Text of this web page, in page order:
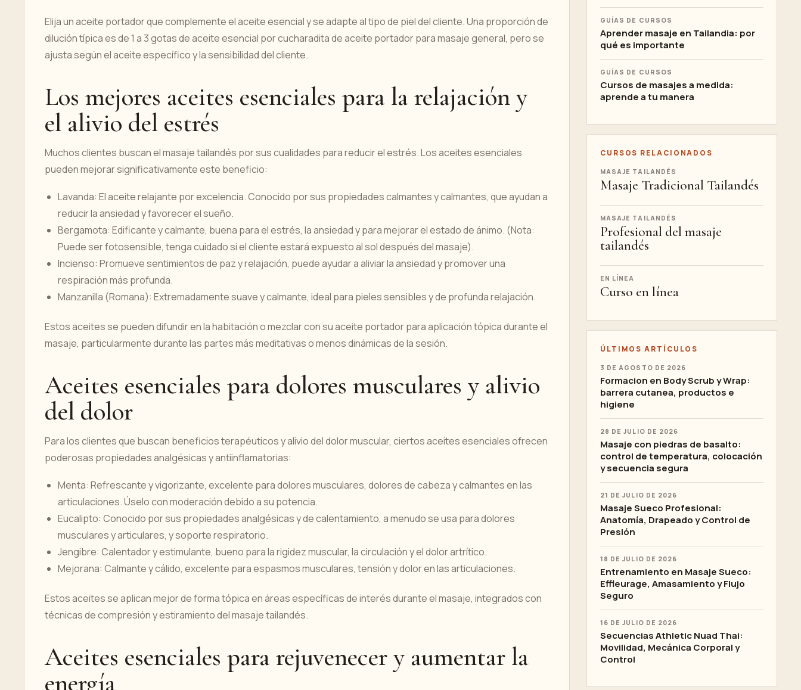
Elija un aceite portador que complemente el aceite esencial y se adapte al tipo de piel del cliente. Una proporción de
dilución típica es de 1 a 3 gotas de aceite esencial por cucharadita de aceite portador para masaje general, pero se
ajusta según el aceite específico y la sensibilidad del cliente.
Los mejores aceites esenciales para la relajación y
el alivio del estrés
Muchos clientes buscan el masaje tailandés por sus cualidades para reducir el estrés. Los aceites esenciales
pueden mejorar significativamente este beneficio:
Lavanda: El aceite relajante por excelencia. Conocido por sus propiedades calmantes y calmantes, que ayudan a
reducir la ansiedad y favorecer el sueño.
Bergamota: Edificante y calmante, buena para el estrés, la ansiedad y para mejorar el estado de ánimo. (Nota:
Puede ser fotosensible, tenga cuidado si el cliente estará expuesto al sol después del masaje).
Incienso: Promueve sentimientos de paz y relajación, puede ayudar a aliviar la ansiedad y promover una
respiración más profunda.
Manzanilla (Romana): Extremadamente suave y calmante, ideal para pieles sensibles y de profunda relajación.
Estos aceites se pueden difundir en la habitación o mezclar con su aceite portador para aplicación tópica durante el
masaje, particularmente durante las partes más meditativas o menos dinámicas de la sesión.
Aceites esenciales para dolores musculares y alivio
del dolor
Para los clientes que buscan beneficios terapéuticos y alivio del dolor muscular, ciertos aceites esenciales ofrecen
poderosas propiedades analgésicas y antiinflamatorias:
Menta: Refrescante y vigorizante, excelente para dolores musculares, dolores de cabeza y calmantes en las
articulaciones. Úselo con moderación debido a su potencia.
Eucalipto: Conocido por sus propiedades analgésicas y de calentamiento, a menudo se usa para dolores
musculares y articulares, y soporte respiratorio.
Jengibre: Calentador y estimulante, bueno para la rigidez muscular, la circulación y el dolor artrítico.
Mejorana: Calmante y cálido, excelente para espasmos musculares, tensión y dolor en las articulaciones.
Estos aceites se aplican mejor de forma tópica en áreas específicas de interés durante el masaje, integrados con
técnicas de compresión y estiramiento del masaje tailandés.
Aceites esenciales para rejuvenecer y aumentar la
energía
GUÍAS DE CURSOS
Aprender masaje en Tailandia: por
qué es importante
GUÍAS DE CURSOS
Cursos de masajes a medida:
aprende a tu manera
CURSOS RELACIONADOS
MASAJE TAILANDÉS
Masaje Tradicional Tailandés
MASAJE TAILANDÉS
Profesional del masaje
tailandés
EN LÍNEA
Curso en línea
ÚLTIMOS ARTÍCULOS
3 DE AGOSTO DE 2026
Formacion en Body Scrub y Wrap:
barrera cutanea, productos e
higiene
28 DE JULIO DE 2026
Masaje con piedras de basalto:
control de temperatura, colocación
y secuencia segura
21 DE JULIO DE 2026
Masaje Sueco Profesional:
Anatomía, Drapeado y Control de
Presión
18 DE JULIO DE 2026
Entrenamiento en Masaje Sueco:
Effleurage, Amasamiento y Flujo
Seguro
16 DE JULIO DE 2026
Secuencias Athletic Nuad Thai:
Movilidad, Mecánica Corporal y
Control